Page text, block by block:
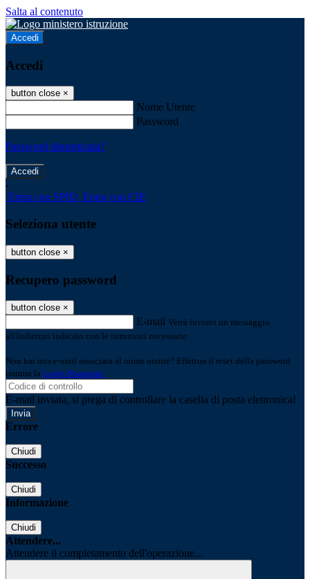
Salta al contenuto
Accedi
Accedi
button close ×
Nome Utente
Password
Password dimenticata?
-
Entra con SPID Entra con CIE
Seleziona utente
button close ×
Recupero password
button close ×
E-mail Verrà inviato un messaggio
all'indirizzo indicato con le istruzioni necessarie.
Non hai una e-mail associata al nome utente? Effettua il reset della password
tramite la Login Spaggiari
E-mail inviata, si prega di controllare la casella di posta elettronica!
Errore
Chiudi
Successo
Chiudi
Informazione
Chiudi
Attendere...
Attendere il completamento dell'operazione...